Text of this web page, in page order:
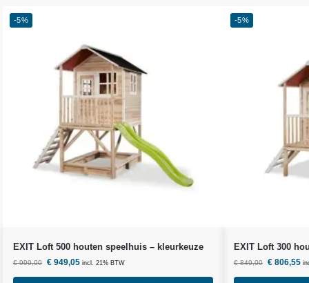
-5%
EXIT Loft 500 houten speelhuis – kleurkeuze
€999,00 €949,05 incl. 21% BTW
-5%
EXIT Loft 300
€849,00 €806,55